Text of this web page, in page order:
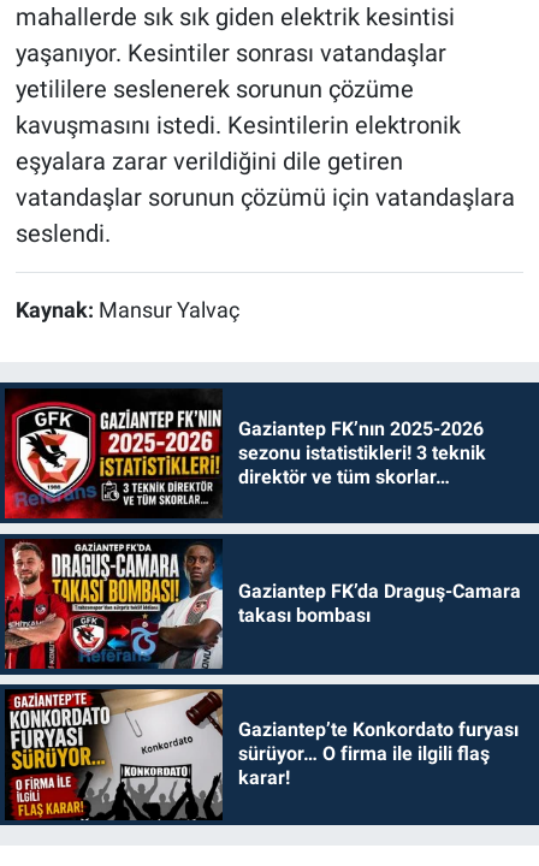
mahallerde sık sık giden elektrik kesintisi
yaşanıyor. Kesintiler sonrası vatandaşlar
yetililere seslenerek sorunun çözüme
kavuşmasını istedi. Kesintilerin elektronik
eşyalara zarar verildiğini dile getiren
vatandaşlar sorunun çözümü için vatandaşlara
seslendi.
Kaynak: Mansur Yalvaç
Gaziantep FK’nın 2025-2026
sezonu istatistikleri! 3 teknik
direktör ve tüm skorlar…
Gaziantep FK’da Draguş-Camara
takası bombası
Gaziantep’te Konkordato furyası
sürüyor… O firma ile ilgili flaş
karar!